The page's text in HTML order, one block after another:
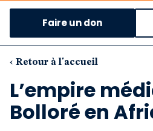
Faire un don
‹ Retour à l'accueil
L’empire
Bolloré en